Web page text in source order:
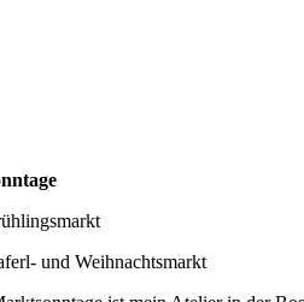
Weihnachtsmarkt